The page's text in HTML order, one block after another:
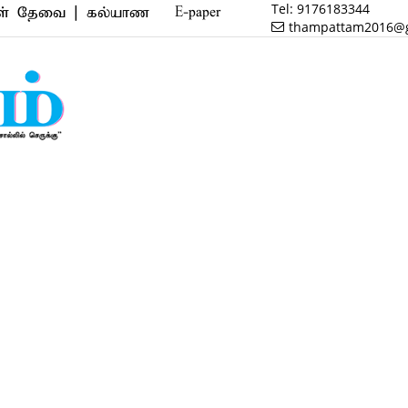
| கல்யாண வரன் | மருத்துவம் | வணிகம் | பைனான்ஸ்
E-paper Tel: 9176183344